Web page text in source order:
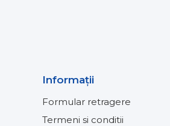
Informaţii
Formular retragere
Termeni si conditii